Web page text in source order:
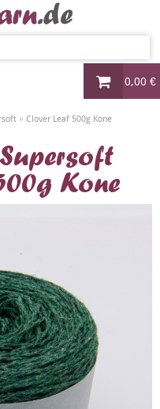
0,00 €
» Clover Leaf 500g Kone
Kone